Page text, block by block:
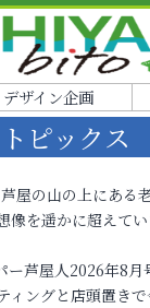
ザイン企画
ピックス
の山の上にある
像を遥かに超えてい
ー芦屋人2026年8月
ィングと店頭置き